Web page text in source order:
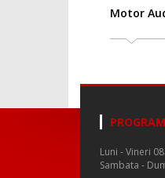
Motor Audi
Luni - Vineri
Sambata -